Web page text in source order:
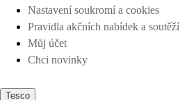
Nastavení soukromí a cookies
Pravidla akčních nabídek a soutěží
Můj účet
Chci novinky
Tesco